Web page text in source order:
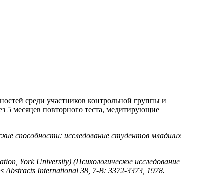
среди участников контрольной группы и
5 месяцев повторного теста, медитирующие
способности: исследование студентов младших
York University) (Психологическое исследование
Abstracts International 38, 7-B: 3372-3373, 1978.